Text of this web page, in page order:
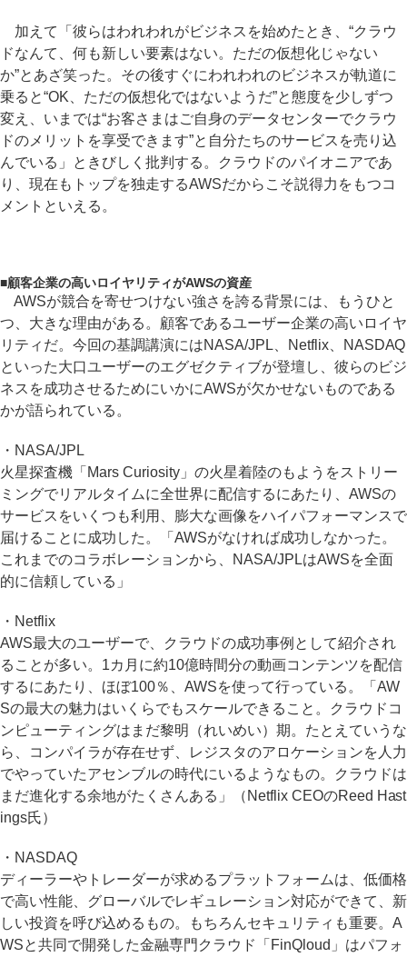
加えて「彼らはわれわれがビジネスを始めたとき、“クラウ
ドなんて、何も新しい要素はない。ただの仮想化じゃない
か”とあざ笑った。その後すぐにわれわれのビジネスが軌道に
乗ると“OK、ただの仮想化ではないようだ”と態度を少しずつ
変え、いまでは“お客さまはご自身のデータセンターでクラウ
ドのメリットを享受できます”と自分たちのサービスを売り込
んでいる」ときびしく批判する。クラウドのパイオニアであ
り、現在もトップを独走するAWSだからこそ説得力をもつコ
メントといえる。
■顧客企業の高いロイヤリティがAWSの資産
AWSが競合を寄せつけない強さを誇る背景には、もうひと
つ、大きな理由がある。顧客であるユーザー企業の高いロイヤ
リティだ。今回の基調講演にはNASA/JPL、Netflix、NASDAQ
といった大口ユーザーのエグゼクティブが登壇し、彼らのビジ
ネスを成功させるためにいかにAWSが欠かせないものである
かが語られている。
・NASA/JPL
火星探査機「Mars Curiosity」の火星着陸のもようをストリー
ミングでリアルタイムに全世界に配信するにあたり、AWSの
サービスをいくつも利用、膨大な画像をハイパフォーマンスで
届けることに成功した。「AWSがなければ成功しなかった。
これまでのコラボレーションから、NASA/JPLはAWSを全面
的に信頼している」
・Netflix
AWS最大のユーザーで、クラウドの成功事例として紹介され
ることが多い。1カ月に約10億時間分の動画コンテンツを配信
するにあたり、ほぼ100％、AWSを使って行っている。「AW
Sの最大の魅力はいくらでもスケールできること。クラウドコ
ンピューティングはまだ黎明（れいめい）期。たとえていうな
ら、コンパイラが存在せず、レジスタのアロケーションを人力
でやっていたアセンブルの時代にいるようなもの。クラウドは
まだ進化する余地がたくさんある」（Netflix CEOのReed Hast
ings氏）
・NASDAQ
ディーラーやトレーダーが求めるプラットフォームは、低価格
で高い性能、グローバルでレギュレーション対応ができて、新
しい投資を呼び込めるもの。もちろんセキュリティも重要。A
WSと共同で開発した金融専門クラウド「FinQloud」はパフォ